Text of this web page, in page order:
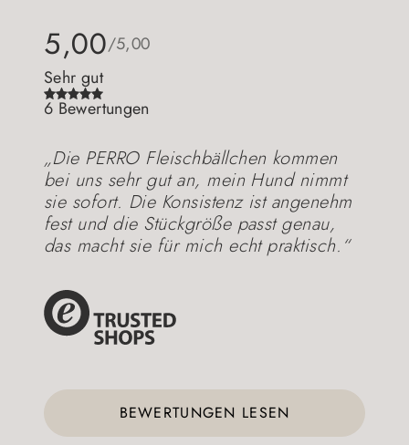
5,00/5,00
Sehr gut
6 Bewertungen
„Die PERRO Fleischbällchen kommen
bei uns sehr gut an, mein Hund nimmt
sie sofort. Die Konsistenz ist angenehm
fest und die Stückgröße passt genau,
das macht sie für mich echt praktisch.“
BEWERTUNGEN LESEN